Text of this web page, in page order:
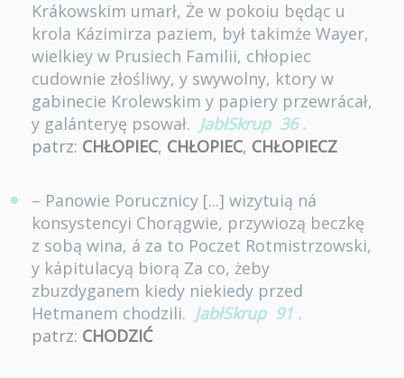
Krákowskim umarł, Że w pokoiu będąc u
krola Kázimirza paziem, był takimże Wayer,
wielkiey w Prusiech Familii, chłopiec
cudownie złośliwy, y swywolny, ktory w
gabinecie Krolewskim y papiery przewrácał,
y galánteryę psował. JabłSkrup 36 .
patrz: CHŁOPIEC, CHŁOPIEC, CHŁOPIECZ
– Panowie Porucznicy [...] wizytuią ná
konsystencyi Chorągwie, przywiozą beczkę
z sobą wina, á za to Poczet Rotmistrzowski,
y kápitulacyą biorą Za co, żeby
zbuzdyganem kiedy niekiedy przed
Hetmanem chodzili. JabłSkrup 91 .
patrz: CHODZIĆ